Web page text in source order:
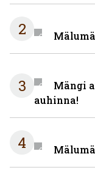
2
3
Mängi
auhinna!
4